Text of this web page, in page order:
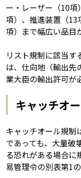
ー・レーザー（10
項）、推進装置（
項）まで幅広い品目
リスト規制に該当
は、仕向地（輸出先
業大臣の輸出許可が
キャッチオ
キャッチオール規制
であっても、大量破
る恐れがある場合に
易管理令の別表第1